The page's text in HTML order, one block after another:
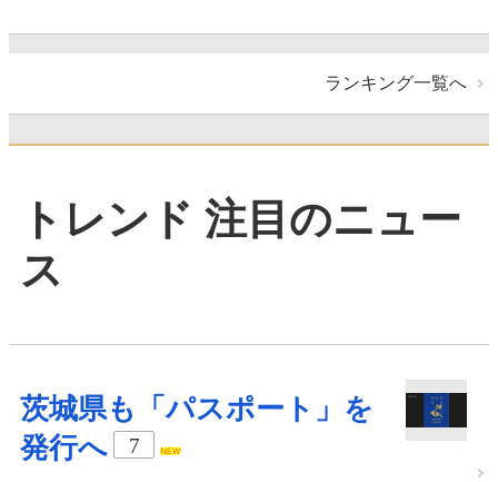
ランキング一覧へ
トレンド 注目のニュー
ス
茨城県も「パスポート」を
発行へ
7